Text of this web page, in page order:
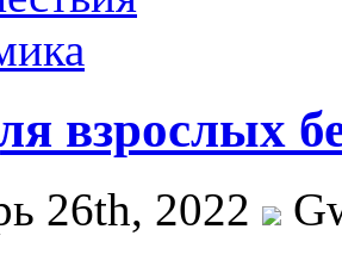
взрослых
26th, 2022